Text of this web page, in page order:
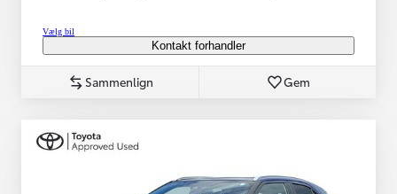
Vælg bil
Kontakt forhandler
Sammenlign Gem